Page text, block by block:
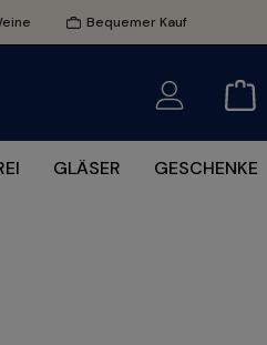
Bequemer Kauf
GLÄSER GESCHENKE